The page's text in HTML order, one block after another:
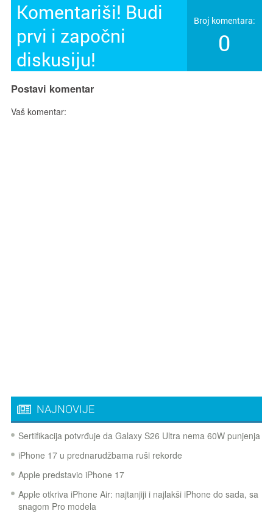
Komentariši! Budi
prvi i započni
diskusiju!
Broj komentara:
0
Postavi komentar
Vaš komentar:
NAJNOVIJE
Sertifikacija potvrđuje da Galaxy S26 Ultra nema 60W punjenja
iPhone 17 u prednarudžbama ruši rekorde
Apple predstavio iPhone 17
Apple otkriva iPhone Air: najtanjiji i najlakši iPhone do sada, sa
snagom Pro modela